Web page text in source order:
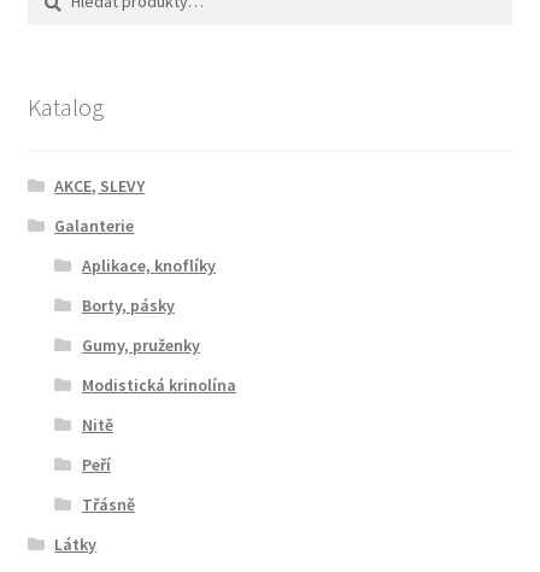
Katalog
AKCE, SLEVY
Galanterie
Aplikace, knoflíky
Borty, pásky
Gumy, pruženky
Modistická krinolína
Nitě
Peří
Třásně
Látky